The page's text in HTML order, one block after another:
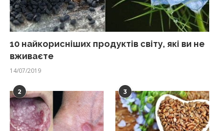
10 найкорисніших продуктів світу, які ви не
вживаєте
14/07/2019
2 3